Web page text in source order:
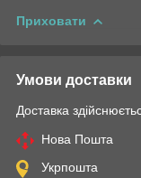
Приховати
Умови доставки
Доставка
Нова Пошта
Укрпошта